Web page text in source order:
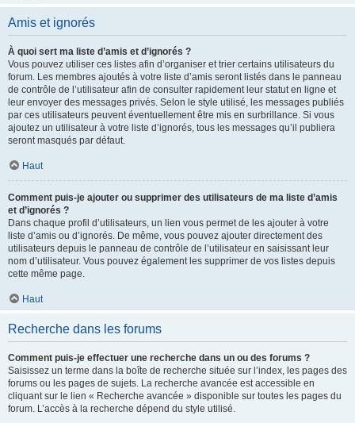
Amis et ignorés
À quoi sert ma liste d’amis et d’ignorés ?
Vous pouvez utiliser ces listes afin d’organiser et trier certains utilisateurs du
forum. Les membres ajoutés à votre liste d’amis seront listés dans le panneau
de contrôle de l’utilisateur afin de consulter rapidement leur statut en ligne et
leur envoyer des messages privés. Selon le style utilisé, les messages publiés
par ces utilisateurs peuvent éventuellement être mis en surbrillance. Si vous
ajoutez un utilisateur à votre liste d’ignorés, tous les messages qu’il publiera
seront masqués par défaut.
Haut
Comment puis-je ajouter ou supprimer des utilisateurs de ma liste d’amis
et d’ignorés ?
Dans chaque profil d’utilisateurs, un lien vous permet de les ajouter à votre
liste d’amis ou d’ignorés. De même, vous pouvez ajouter directement des
utilisateurs depuis le panneau de contrôle de l’utilisateur en saisissant leur
nom d’utilisateur. Vous pouvez également les supprimer de vos listes depuis
cette même page.
Haut
Recherche dans les forums
Comment puis-je effectuer une recherche dans un ou des forums ?
Saisissez un terme dans la boîte de recherche située sur l’index, les pages des
forums ou les pages de sujets. La recherche avancée est accessible en
cliquant sur le lien « Recherche avancée » disponible sur toutes les pages du
forum. L’accès à la recherche dépend du style utilisé.